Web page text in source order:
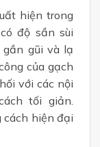
hiện trong
độ sần sùi
gũi và lạ
của gạch
với các nội
tối giản.
cách hiện đại